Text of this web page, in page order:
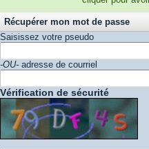
Récupérer mon mot de passe
Saisissez votre pseudo
-OU- adresse de courriel
Vérification de sécurité